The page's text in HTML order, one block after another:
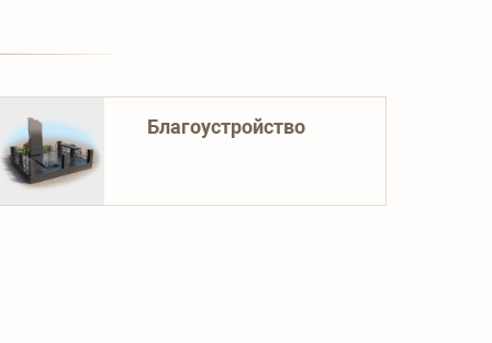
Благоустройство